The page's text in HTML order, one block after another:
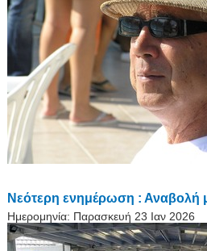
Νεότερη ενημέρωση : Αναβολή
Ημερομηνία: Παρασκευή 23 Ιαν 2026